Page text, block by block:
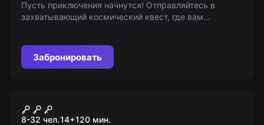
Пусть приключения начнутся! Отправляйтесь в
захватывающий космический квест, где вам
Забронировать
Завещание Флинта
8-32 чел.14+120 мин.